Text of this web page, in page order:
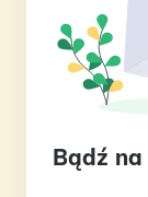
Bądź